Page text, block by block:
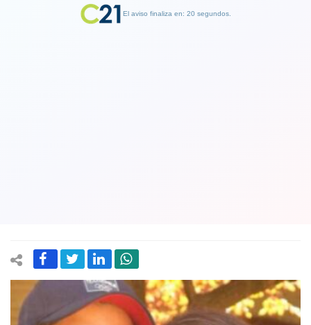
El aviso finaliza en: 19 segundos.